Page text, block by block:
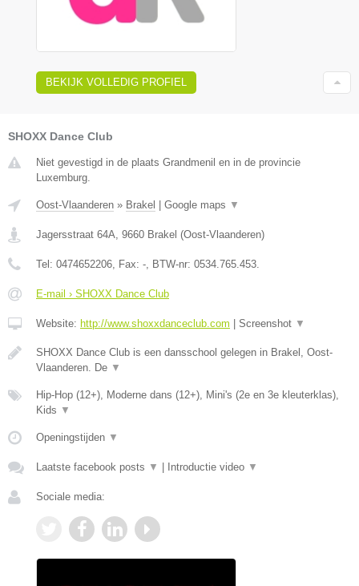
BEKIJK VOLLEDIG PROFIEL
SHOXX Dance Club
Niet gevestigd in de plaats Grandmenil en in de provincie
Luxemburg.
Oost-Vlaanderen » Brakel | Google maps ▼
Jagersstraat 64A 9660 Brakel (Oost-Vlaanderen)
Tel: 0474652206 , Fax: - , BTW-nr: 0534.765.453.
E-mail › SHOXX Dance Club
Website: http://www.shoxxdanceclub.com | Screenshot ▼
SHOXX Dance Club is een dansschool gelegen in Brakel, Oost-
Vlaanderen. De ▼
Hip-Hop (12+), Moderne dans (12+), Mini's (2e en 3e kleuterklas),
Kids ▼
Openingstijden ▼
Laatste facebook posts ▼ | Introductie video ▼
Sociale media: